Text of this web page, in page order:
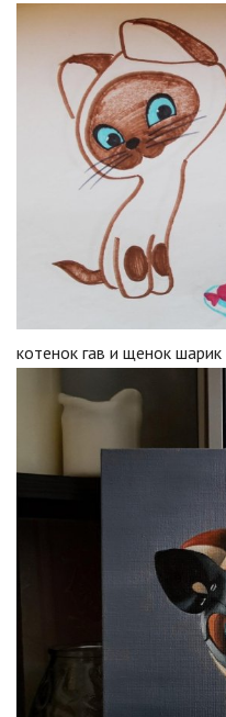
котенок гав и щенок шарик